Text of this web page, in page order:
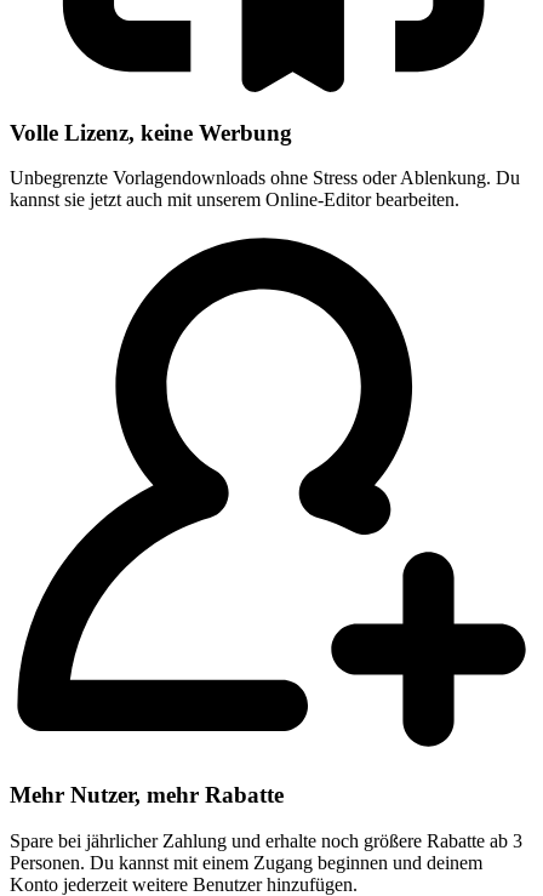
Volle Lizenz, keine Werbung
Unbegrenzte Vorlagendownloads ohne Stress oder Ablenkung. Du
kannst sie jetzt auch mit unserem Online-Editor bearbeiten.
Mehr Nutzer, mehr Rabatte
Spare bei jährlicher Zahlung und erhalte noch größere Rabatte ab 3
Personen. Du kannst mit einem Zugang beginnen und deinem
Konto jederzeit weitere Benutzer hinzufügen.